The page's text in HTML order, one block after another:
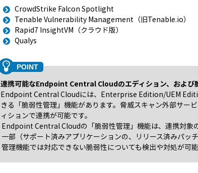
CrowdStrike Falcon Spotlight
Tenable Vulnerability Management（旧Tenable.io）
Rapid7 InsightVM（クラウド版）
Qualys
連携可能なEndpoint Central Cloudのエディション、および
Endpoint Central Cloudには、Enterprise Edition/UEM
きる「脆弱性管理」機能があります。脅威スキャン外部サー
ィションで連携が可能です。
Endpoint Central Cloudの「脆弱性管理」機能は、連携対象
一部（サポート済みアプリケーションの、リリース済みパッ
管理機能では対応できない脆弱性についても検出や対処が可能